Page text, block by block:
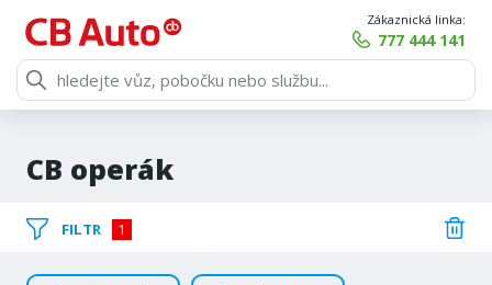
Zákaznická linka:
777 444 141
CB operák
FILTR 1